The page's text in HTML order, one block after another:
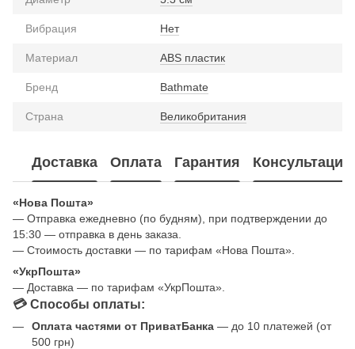
Вибрация Нет
Материал ABS пластик
Бренд Bathmate
Страна Великобритания
Доставка Оплата Гарантия Консультация
«Нова Пошта»
— Отправка ежедневно (по будням), при подтверждении до
15:30 — отправка в день заказа.
— Стоимость доставки — по тарифам «Нова Пошта».
«УкрПошта»
— Доставка — по тарифам «УкрПошта».
💳 Способы оплаты:
Оплата частями от ПриватБанка — до 10 платежей (от
500 грн)